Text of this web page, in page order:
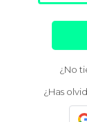
¿No
¿Has